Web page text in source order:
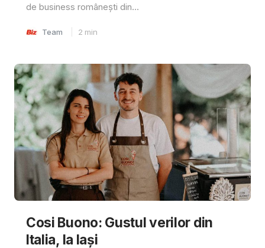
de business românești din...
Team 2 min
Cosi Buono: Gustul verilor din
Italia, la Iași